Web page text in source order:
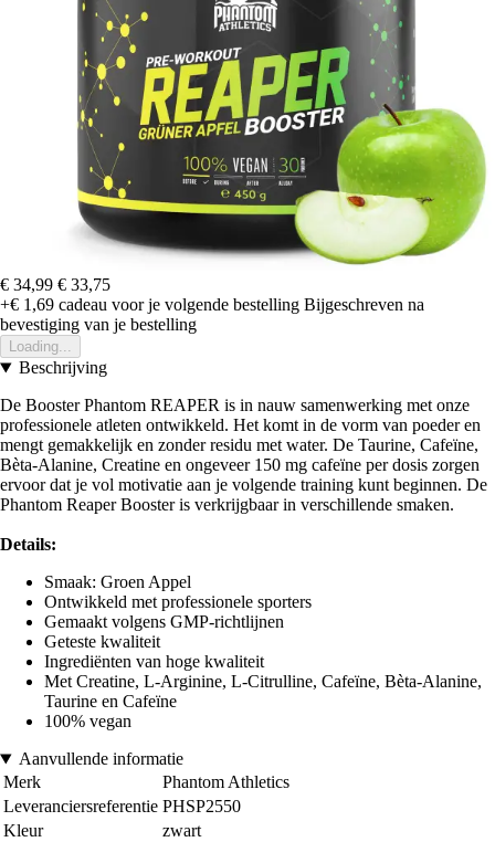
€ 34,99 € 33,75
+€ 1,69 cadeau voor je volgende bestelling Bijgeschreven na
bevestiging van je bestelling
Loading...
Beschrijving
De Booster Phantom REAPER is in nauw samenwerking met onze
professionele atleten ontwikkeld. Het komt in de vorm van poeder en
mengt gemakkelijk en zonder residu met water. De Taurine, Cafeïne,
Bèta-Alanine, Creatine en ongeveer 150 mg cafeïne per dosis zorgen
ervoor dat je vol motivatie aan je volgende training kunt beginnen. De
Phantom Reaper Booster is verkrijgbaar in verschillende smaken.
Details:
Smaak: Groen Appel
Ontwikkeld met professionele sporters
Gemaakt volgens GMP-richtlijnen
Geteste kwaliteit
Ingrediënten van hoge kwaliteit
Met Creatine, L-Arginine, L-Citrulline, Cafeïne, Bèta-Alanine,
Taurine en Cafeïne
100% vegan
Aanvullende informatie
Merk
Phantom Athletics
Leveranciersreferentie PHSP2550
Kleur
zwart